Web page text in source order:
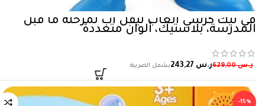
في تيك كرسي العاب ليفل اب لمرحلة ما قبل
المدرسة، بلاستيك، ألوان متعددة
ر.س629,00 ر.س
-15%